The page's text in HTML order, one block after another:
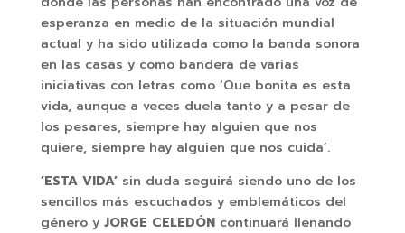
esperanza en medio de la situación mundial
actual y ha sido utilizada como la banda sonora
en las casas y como bandera de varias
iniciativas con letras como ‘Que bonita es esta
vida, aunque a veces duela tanto y a pesar de
los pesares, siempre hay alguien que nos
quiere, siempre hay alguien que nos cuida’.
‘ESTA VIDA’sin duda seguirá siendo uno de los
sencillos más escuchados y emblemáticos del
género y JORGE CELEDÓN continuará llenando